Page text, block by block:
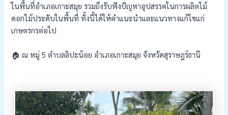
ในพื้นที่อำเภอเกาะสมุย รวมถึงรับฟังปัญหาอุปสรรคในการผลิตไม้
ดอกไม้ประดับในพื้นที่ ทั้งนี้ได้ให้คำแนะนำและแนวทางแก้ไขแก่
เกษตรกรต่อไป
🏠 ณ หมู่ 5 ตำบลลิปะน้อย อำเภอเกาะสมุย จังหวัดสุราษฎร์ธานี